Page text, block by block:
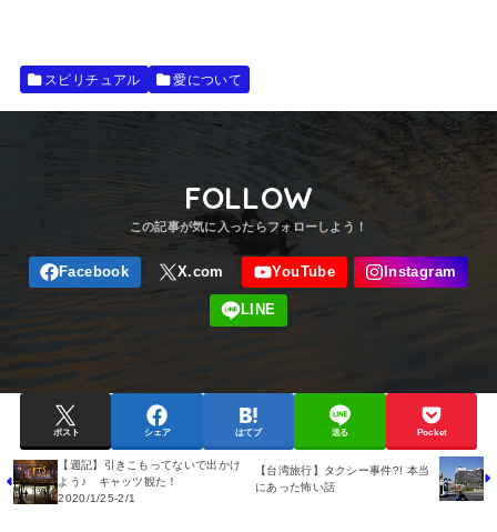
スピリチュアル 愛について
FOLLOW
ポスト シェア はてブ 送る Pocket
【週記】引きこもってないで出かけ
よう♪ キャッツ観た！
2020/1/25-2/1
【台湾旅行】タクシー事件?! 本当
にあった怖い話